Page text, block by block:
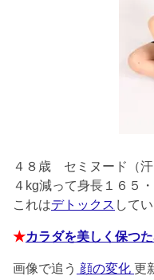
４８歳 セミヌード（汗
４kg減って身長１６５
これはデトックス して
★カラダを美しく保つ
画像で追う 顔の変化 更